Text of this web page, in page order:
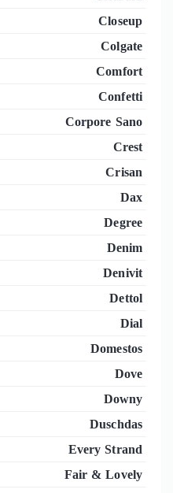
Closeup
Colgate
Comfort
Confetti
Corpore Sano
Crest
Crisan
Dax
Degree
Denim
Denivit
Dettol
Dial
Domestos
Dove
Downy
Duschdas
Every Strand
Fair & Lovely